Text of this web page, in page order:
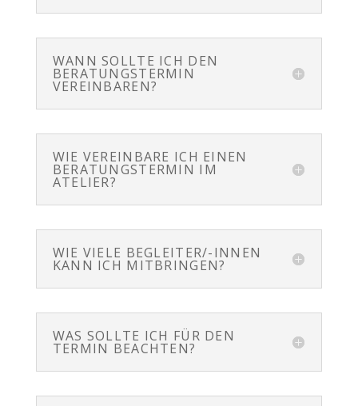
WANN SOLLTE ICH DEN
BERATUNGSTERMIN
VEREINBAREN?
WIE VEREINBARE ICH EINEN
BERATUNGSTERMIN IM
ATELIER?
WIE VIELE BEGLEITER/-INNEN
KANN ICH MITBRINGEN?
WAS SOLLTE ICH FÜR DEN
TERMIN BEACHTEN?